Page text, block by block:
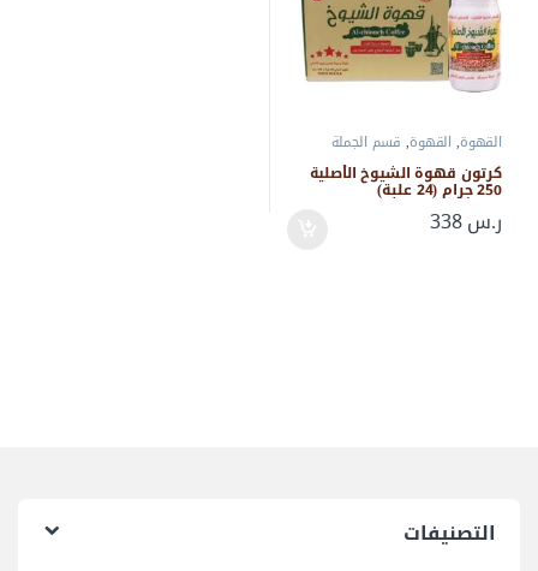
القهوة, القهوة, قسم الجملة
كرتون قهوة الشيوخ الأصلية
250 جرام (24 علبة)
ر.س338
التصنيفات